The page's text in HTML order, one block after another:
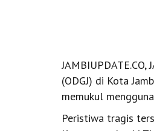
(ODGJ) di Kota
memukul
Peristiwa tragis